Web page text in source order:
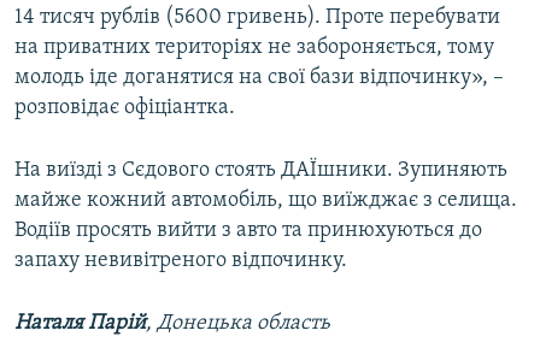
14 тисяч рублів (5600 гривень). Проте перебувати
на приватних територіях не забороняється, тому
молодь іде доганятися на свої бази відпочинку», –
розповідає офіціантка.
На виїзді з Сєдового стоять ДАЇшники. Зупиняють
майже кожний автомобіль, що виїжджає з селища.
Водіїв просять вийти з авто та принюхуються до
запаху невивітреного відпочинку.
Наталя Парій, Донецька область